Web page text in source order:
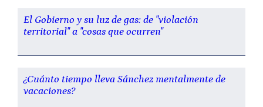
El Gobierno y su luz de gas: de "violación
territorial" a "cosas que ocurren"
¿Cuánto tiempo lleva Sánchez mentalmente de
vacaciones?